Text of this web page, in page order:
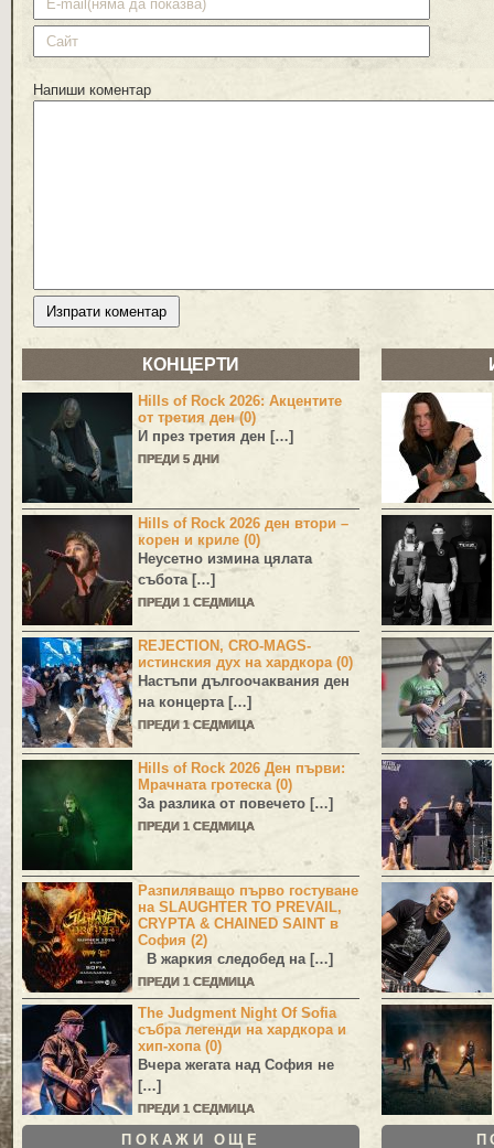
Напиши коментар
КОНЦЕРТИ
Hills of Rock 2026: Акцентите
от третия ден (0)
И през третия ден […]
ПРЕДИ 5 ДНИ
Hills of Rock 2026 ден втори –
корен и криле (0)
Неусетно измина цялата
събота […]
ПРЕДИ 1 СЕДМИЦА
REJECTION, CRO-MAGS-
истинския дух на хардкора (0)
Настъпи дългоочаквания ден
на концерта […]
ПРЕДИ 1 СЕДМИЦА
Hills of Rock 2026 Ден първи:
Мрачната гротеска (0)
За разлика от повечето […]
ПРЕДИ 1 СЕДМИЦА
Разпиляващо първо гостуване
на SLAUGHTER TO PREVAIL,
CRYPTA & CHAINED SAINT в
София (2)
В жаркия следобед на […]
ПРЕДИ 1 СЕДМИЦА
The Judgment Night Of Sofia
събра легенди на хардкора и
хип-хопа (0)
Вчера жегата над София не
[…]
ПРЕДИ 1 СЕДМИЦА
ПОКАЖИ ОЩЕ